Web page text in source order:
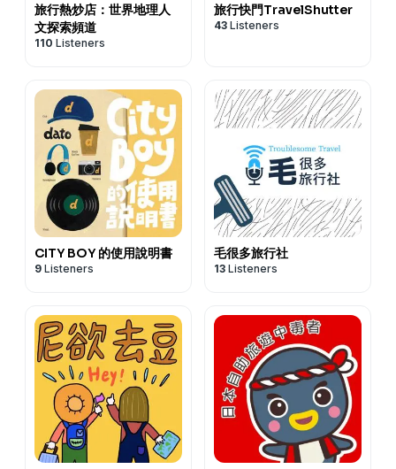
旅行熱炒店：世界地理人
文探索頻道
110 Listeners
旅行快門TravelShutter
43 Listeners
CITY BOY 的使用說明書
9 Listeners
毛很多旅行社
13 Listeners